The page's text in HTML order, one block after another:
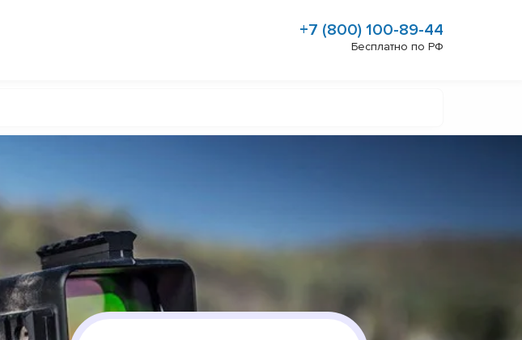
+7 (800) 100-89-44
Бесплатно по РФ